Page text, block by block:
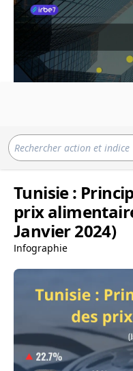
Tunisie :
prix
Janvier 2024)
Infographie